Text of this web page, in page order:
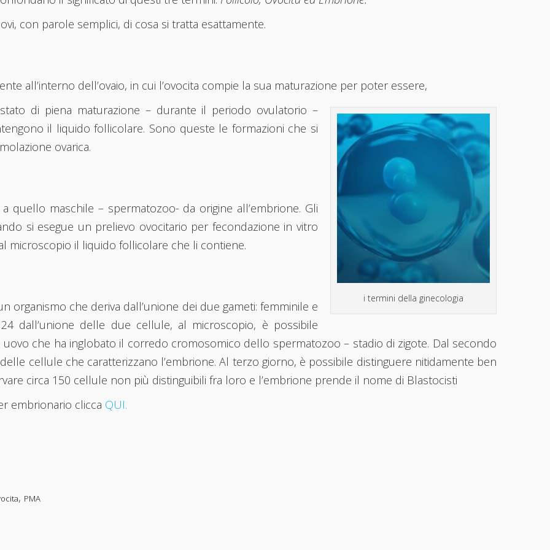
con parole semplici, di cosa si tratta esattamente.
all’interno dell’ovaio, in cui l’ovocita compie la sua maturazione per poter essere,
i termini della ginecologia
di piena maturazione – durante il periodo ovulatorio –
il liquido follicolare. Sono queste le formazioni che si
ovarica.
quello maschile – spermatozoo- da origine all’embrione. Gli
si esegue un prelievo ovocitario per fecondazione in vitro
microscopio il liquido follicolare che li contiene.
organismo che deriva dall’unione dei due gameti: femminile e
dall’unione delle due cellule, al microscopio, è possibile
uovo che ha inglobato il corredo cromosomico dello spermatozoo – stadio di zigote. Dal secondo
cellule che caratterizzano l’embrione. Al terzo giorno, è possibile distinguere nitidamente ben
circa 150 cellule non più distinguibili fra loro e l’embrione prende il nome di Blastocisti
embrionario clicca QUI.
, PMA